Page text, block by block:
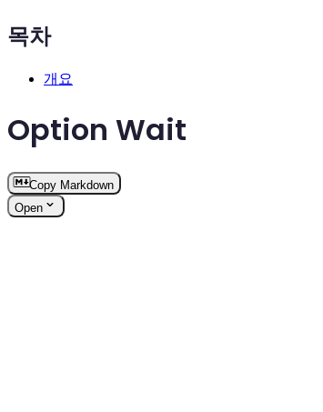
목차
개요
Option Wait
Copy Markdown
Open